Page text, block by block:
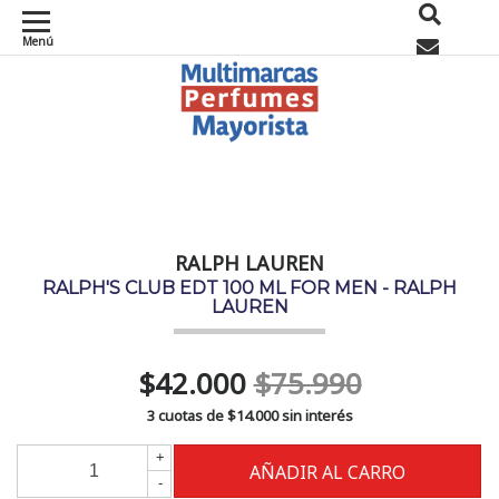
Menú
RALPH LAUREN
RALPH'S CLUB EDT 100 ML FOR MEN - RALPH
LAUREN
$42.000$75.990
3 cuotas de$14.000sin interés
+
-